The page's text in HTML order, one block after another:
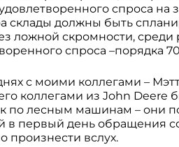
спроса
склады должны быть
ложной скромности,
спроса –порядка
с моими коллегами –
коллегами из John
по лесным машинам – они
в первый день обращения
произнести вслух.